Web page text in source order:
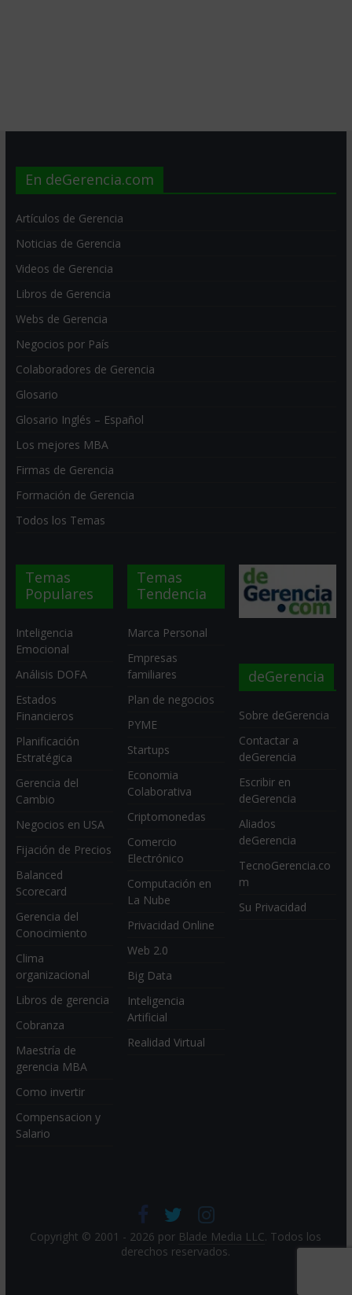
En deGerencia.com
Artículos de Gerencia
Noticias de Gerencia
Videos de Gerencia
Libros de Gerencia
Webs de Gerencia
Negocios por País
Colaboradores de Gerencia
Glosario
Glosario Inglés – Español
Los mejores MBA
Firmas de Gerencia
Formación de Gerencia
Todos los Temas
Temas
Populares
Inteligencia
Emocional
Análisis DOFA
Estados
Financieros
Planificación
Estratégica
Gerencia del
Cambio
Negocios en USA
Fijación de Precios
Balanced
Scorecard
Gerencia del
Conocimiento
Clima
organizacional
Libros de gerencia
Cobranza
Maestría de
gerencia MBA
Como invertir
Compensacion y
Salario
Temas
Tendencia
Marca Personal
Empresas
familiares
Plan de negocios
PYME
Startups
Economia
Colaborativa
Criptomonedas
Comercio
Electrónico
Computación en
La Nube
Privacidad Online
Web 2.0
Big Data
Inteligencia
Artificial
Realidad Virtual
deGerencia
Sobre deGerencia
Contactar a
deGerencia
Escribir en
deGerencia
Aliados
deGerencia
TecnoGerencia.co
m
Su Privacidad
Copyright © 2001 - 2026 por Blade Media LLC. Todos los
derechos reservados.